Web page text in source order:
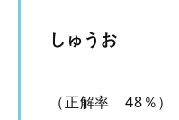
しゅうお
（正解率 48％）